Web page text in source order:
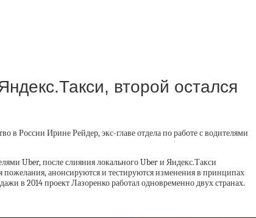
второй остался
в России Ирине Рейдер, экс-главе отдела по работе с водителями
Uber, после слияния локального Uber и Яндекс.Такси
анонсируются и тестируются изменения в принципах
в 2014 проект Лазоренко работал одновременно двух странах.